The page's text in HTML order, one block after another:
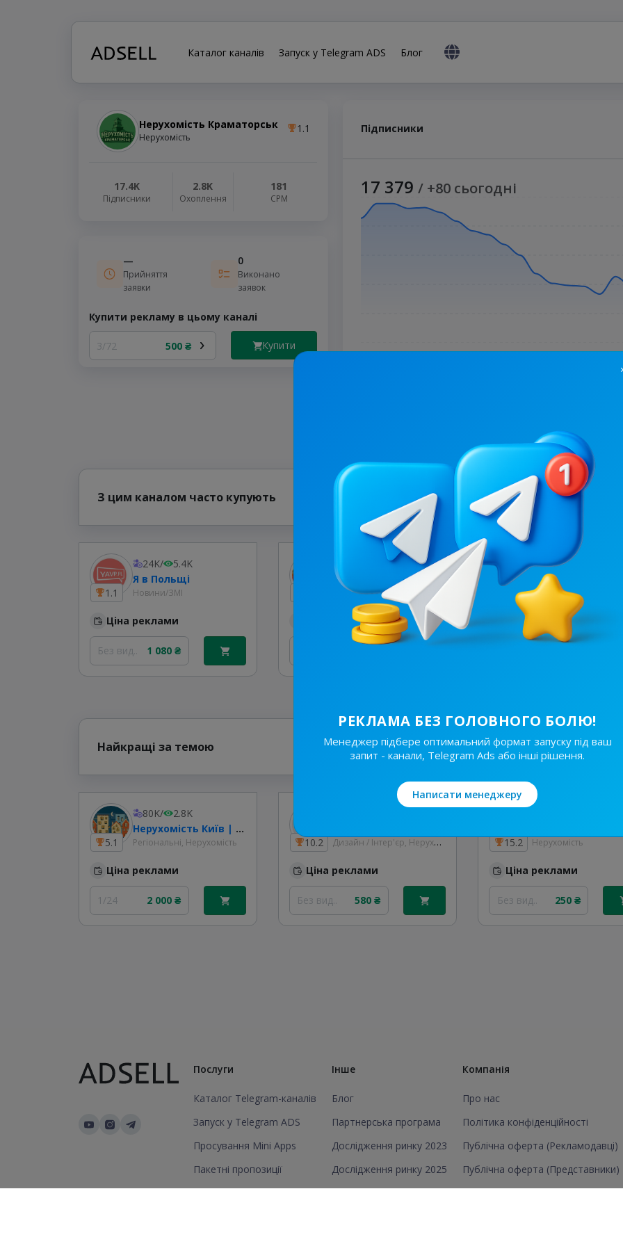
Каталог каналів Запуск у Telegram ADS Блог
Нерухомість Краматорськ
Нерухомість
1.1
17.4K
Підписники
2.8K
Охоплення
181
СРМ
—
Прийняття
заявки
0
Виконано
заявок
Купити рекламу в цьому каналі
3/72 500 ₴ Купити
Підписники
17 379 / +80 сьогодні
З цим каналом часто купують
1.1
24K/
5.4K
Я в Польщі
Новини/ЗМІ
Ціна реклами
Без вид.. 1 080 ₴
24.7K
Польша | Польща | Варшава
Новини/ЗМІ, Подорожі / Країни
Ціна реклами
1.6
4.6K/
Ціна реклами
Найкращі за темою
5.1
80K/
2.8K
Нерухомість Київ | Оренда & Продаж Квартир
Регіональні, Нерухомість
Ціна реклами
1/24 2 000 ₴
10.2
Дизайн / Інтер'єр, Нерухомість
Ціна реклами
Без вид.. 580 ₴
15.2 Нерухомість
Ціна реклами
Без вид.. 250 ₴
Послуги
Каталог Telegram-каналів
Запуск у Telegram ADS
Просування Mini Apps
Пакетні пропозиції
Інше
Блог
Партнерська програма
Дослідження ринку 2023
Дослідження ринку 2025
Компанія
Про нас
Політика конфіденційності
Публічна оферта (Рекламодавці)
Публічна оферта (Представники)
РЕКЛАМА БЕЗ ГОЛОВНОГО БОЛЮ!
Менеджер підбере оптимальний формат запуску під ваш
запит - канали, Telegram Ads або інші рішення.
Написати менеджеру